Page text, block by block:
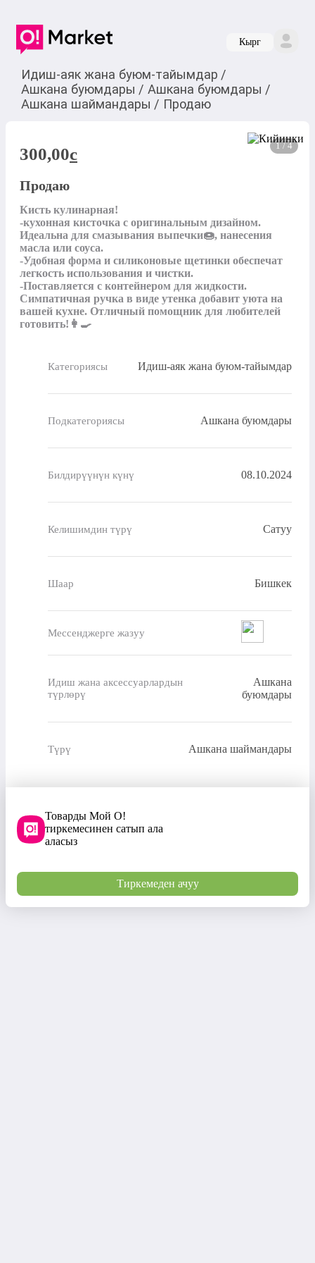
Кырг
Идиш-аяк жана буюм-тайымдар /
Ашкана буюмдары / Ашкана буюмдары /
Ашкана шаймандары / Продаю
1 / 4
300,00c
Продаю
Кисть кулинарная!
-кухонная кисточка с оригинальным дизайном.
Идеальна для смазывания выпечки🍩, нанесения
масла или соуса.
-Удобная форма и силиконовые щетинки обеспечат
легкость использования и чистки.
-Поставляется с контейнером для жидкости.
Симпатичная ручка в виде утенка добавит уюта на
вашей кухне. Отличный помощник для любителей
готовить!👩‍🍳
Категориясы Идиш-аяк жана буюм-тайымдар
Подкатегориясы Ашкана буюмдары
Билдирүүнүн күнү 08.10.2024
Келишимдин түрү Сатуу
Шаар Бишкек
Мессенджерге жазуу
Идиш жана аксессуарлардын
түрлөрү
Ашкана
буюмдары
Түрү Ашкана шаймандары
Товарды Мой О!
тиркемесинен сатып ала
аласыз
Тиркемеден ачуу